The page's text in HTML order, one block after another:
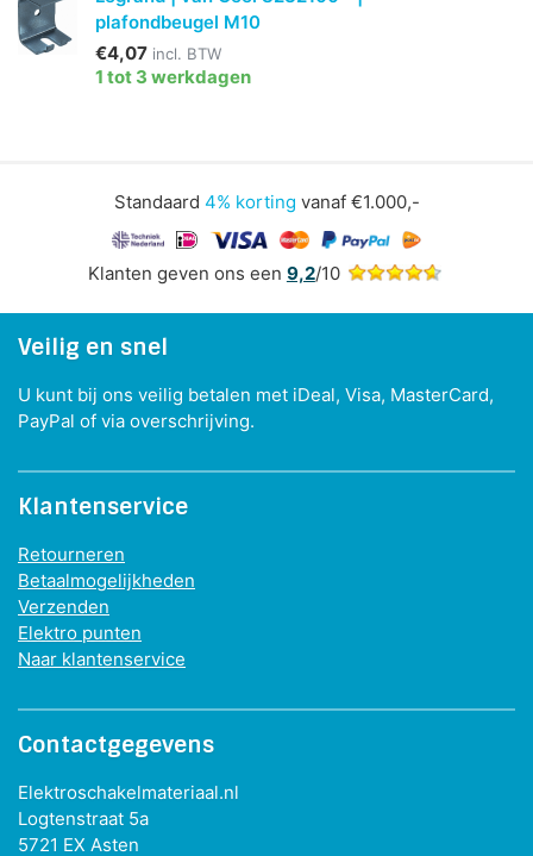
plafondbeugel M10
€4,07 incl. BTW
1 tot 3 werkdagen
Standaard 4% korting vanaf €1.000,-
Klanten geven ons een 9,2/10
Veilig en snel
U kunt bij ons veilig betalen met iDeal, Visa, MasterCard,
PayPal of via overschrijving.
Klantenservice
Retourneren
Betaalmogelijkheden
Verzenden
Elektro punten
Naar klantenservice
Contactgegevens
Elektroschakelmateriaal.nl
Logtenstraat 5a
5721 EX Asten